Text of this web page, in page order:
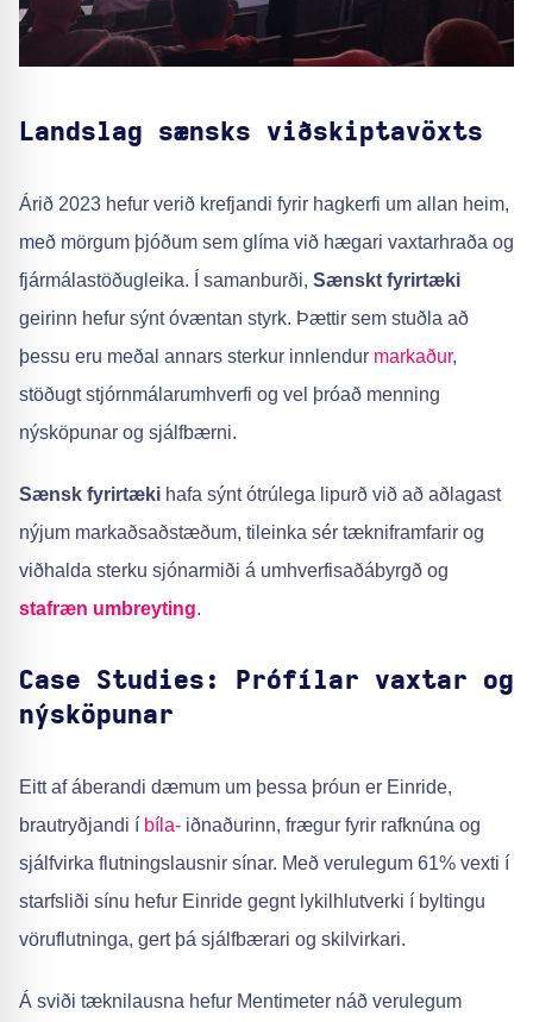
Landslag sænsks viðskiptavöxts
Árið 2023 hefur verið krefjandi fyrir hagkerfi um allan heim,
með mörgum þjóðum sem glíma við hægari vaxtarhraða og
fjármálastöðugleika. Í samanburði, Sænskt fyrirtæki
geirinn hefur sýnt óvæntan styrk. Þættir sem stuðla að
þessu eru meðal annars sterkur innlendur markaður,
stöðugt stjórnmálarumhverfi og vel þróað menning
nýsköpunar og sjálfbærni.
Sænsk fyrirtæki hafa sýnt ótrúlega lipurð við að aðlagast
nýjum markaðsaðstæðum, tileinka sér tækniframfarir og
viðhalda sterku sjónarmiði á umhverfisaðábyrgð og
stafræn umbreyting.
Case Studies: Prófílar vaxtar og
nýsköpunar
Eitt af áberandi dæmum um þessa þróun er Einride,
brautryðjandi í bíla- iðnaðurinn, frægur fyrir rafknúna og
sjálfvirka flutningslausnir sínar. Með verulegum 61% vexti í
starfsliði sínu hefur Einride gegnt lykilhlutverki í byltingu
vöruflutninga, gert þá sjálfbærari og skilvirkari.
Á sviði tæknilausna hefur Mentimeter náð verulegum